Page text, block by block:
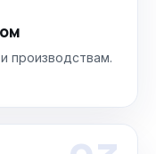
производствам.